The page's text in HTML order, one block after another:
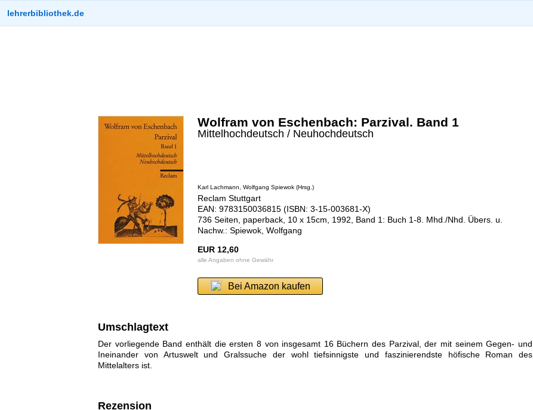
lehrerbibliothek.de
Wolfram von Eschenbach: Parzival. Band 1
Mittelhochdeutsch / Neuhochdeutsch
Karl Lachmann, Wolfgang Spiewok (Hrsg.)
Reclam Stuttgart
EAN: 9783150036815 (ISBN: 3-15-003681-X)
736 Seiten, paperback, 10 x 15cm, 1992, Band 1: Buch 1-8. Mhd./Nhd. Übers. u.
Nachw.: Spiewok, Wolfgang
EUR 12,60
alle Angaben ohne Gewähr
Bei Amazon kaufen
Umschlagtext
Der vorliegende Band enthält die ersten 8 von insgesamt 16 Büchern des Parzival, der mit seinem Gegen- und
Ineinander von Artuswelt und Gralssuche der wohl tiefsinnigste und faszinierendste höfische Roman des
Mittelalters ist.
Rezension